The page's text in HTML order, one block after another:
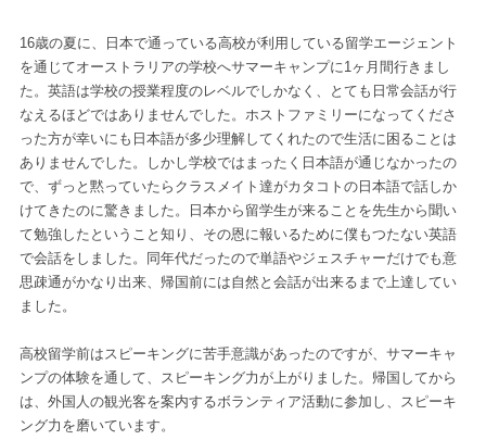
16歳の夏に、日本で通っている高校が利用している留学エージェント
を通じてオーストラリアの学校へサマーキャンプに1ヶ月間行きまし
た。英語は学校の授業程度のレベルでしかなく、とても日常会話が行
なえるほどではありませんでした。ホストファミリーになってくださ
った方が幸いにも日本語が多少理解してくれたので生活に困ることは
ありませんでした。しかし学校ではまったく日本語が通じなかったの
で、ずっと黙っていたらクラスメイト達がカタコトの日本語で話しか
けてきたのに驚きました。日本から留学生が来ることを先生から聞い
て勉強したということ知り、その恩に報いるために僕もつたない英語
で会話をしました。同年代だったので単語やジェスチャーだけでも意
思疎通がかなり出来、帰国前には自然と会話が出来るまで上達してい
ました。
高校留学前はスピーキングに苦手意識があったのですが、サマーキャ
ンプの体験を通して、スピーキング力が上がりました。帰国してから
は、外国人の観光客を案内するボランティア活動に参加し、スピーキ
ング力を磨いています。